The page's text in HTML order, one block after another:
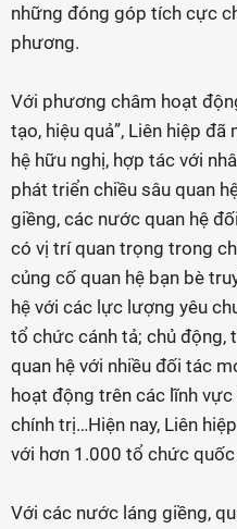
những đóng góp tích cực
phương.
Với phương châm hoạt
tạo, hiệu quả”, Liên hiệp
hệ hữu nghị, hợp tác với
phát triển chiều sâu quan
giềng, các nước quan hệ
có vị trí quan trọng trong
củng cố quan hệ bạn bè
hệ với các lực lượng yêu
tổ chức cánh tả; chủ động,
quan hệ với nhiều đối tác
hoạt động trên các lĩnh
chính trị…Hiện nay, Liên
với hơn 1.000 tổ chức
Với các nước láng giềng,